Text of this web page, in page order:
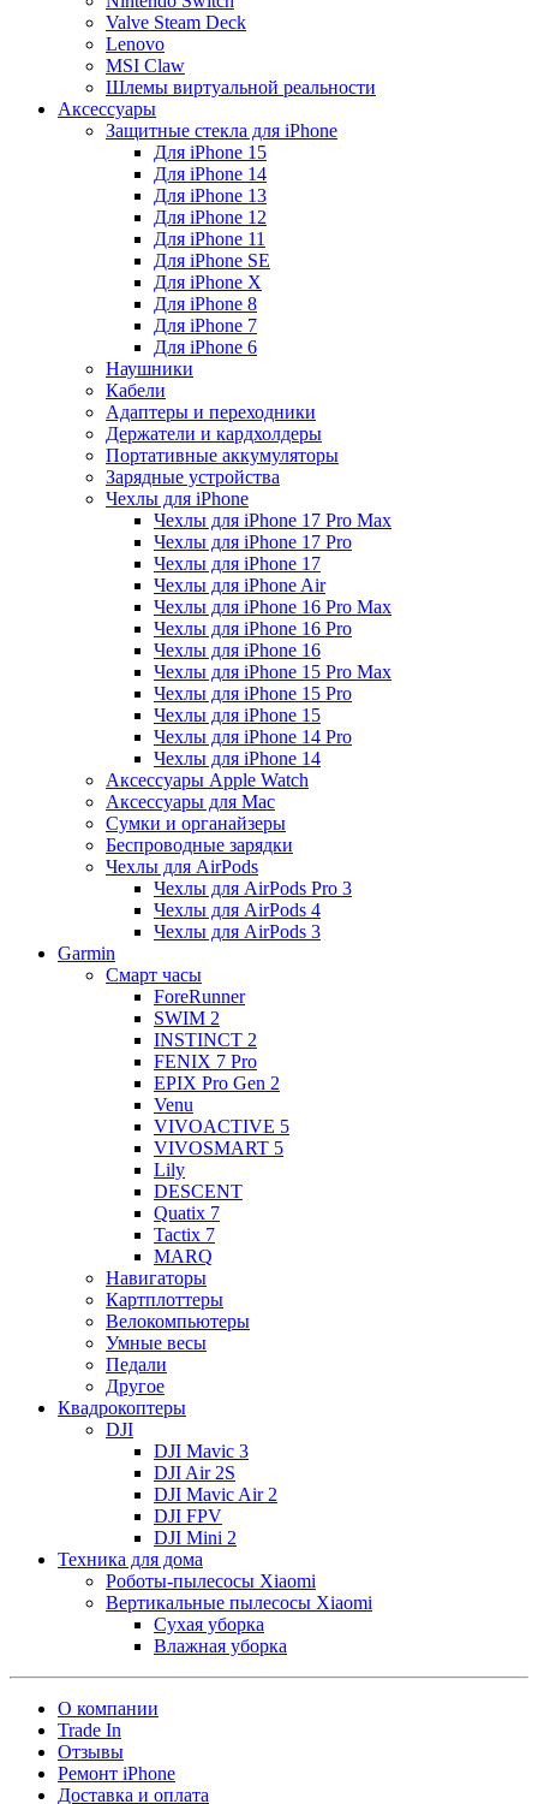
Valve Steam Deck
Lenovo
MSI Claw
Шлемы виртуальной реальности
Аксессуары
Защитные стекла для iPhone
Для iPhone 15
Для iPhone 14
Для iPhone 13
Для iPhone 12
Для iPhone 11
Для iPhone SE
Для iPhone X
Для iPhone 8
Для iPhone 7
Для iPhone 6
Наушники
Кабели
Адаптеры и переходники
Держатели и кардхолдеры
Портативные аккумуляторы
Зарядные устройства
Чехлы для iPhone
Чехлы для iPhone 17 Pro Max
Чехлы для iPhone 17 Pro
Чехлы для iPhone 17
Чехлы для iPhone Air
Чехлы для iPhone 16 Pro Max
Чехлы для iPhone 16 Pro
Чехлы для iPhone 16
Чехлы для iPhone 15 Pro Max
Чехлы для iPhone 15 Pro
Чехлы для iPhone 15
Чехлы для iPhone 14 Pro
Чехлы для iPhone 14
Аксессуары Apple Watch
Аксессуары для Mac
Сумки и органайзеры
Беспроводные зарядки
Чехлы для AirPods
Чехлы для AirPods Pro 3
Чехлы для AirPods 4
Чехлы для AirPods 3
Garmin
Смарт часы
ForeRunner
SWIM 2
INSTINCT 2
FENIX 7 Pro
EPIX Pro Gen 2
Venu
VIVOACTIVE 5
VIVOSMART 5
Lily
DESCENT
Quatix 7
Tactix 7
MARQ
Навигаторы
Картплоттеры
Велокомпьютеры
Умные весы
Педали
Другое
Квадрокоптеры
DJI
DJI Mavic 3
DJI Air 2S
DJI Mavic Air 2
DJI FPV
DJI Mini 2
Техника для дома
Роботы-пылесосы Xiaomi
Вертикальные пылесосы Xiaomi
Сухая уборка
Влажная уборка
О компании
Trade In
Отзывы
Ремонт iPhone
Доставка и оплата